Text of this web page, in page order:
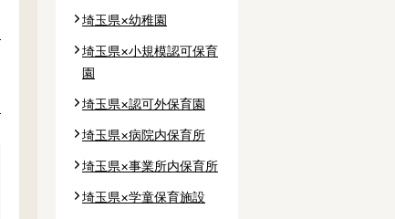
埼玉県×幼稚園
埼玉県×小規模認可保育
園
埼玉県×認可外保育園
埼玉県×病院内保育所
埼玉県×事業所内保育所
埼玉県×学童保育施設